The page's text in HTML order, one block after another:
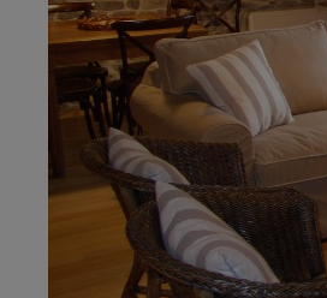
Asturias